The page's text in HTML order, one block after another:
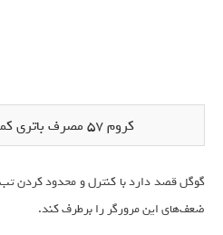
کروم 57 مصرف باتری کمتری خواهد داشت
ضعف‌های این مرورگر را برطرف کند.